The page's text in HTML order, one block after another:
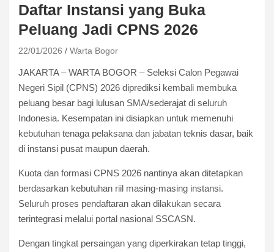
Daftar Instansi yang Buka
Peluang Jadi CPNS 2026
22/01/2026 Warta Bogor
JAKARTA – WARTA BOGOR – Seleksi Calon Pegawai
Negeri Sipil (CPNS) 2026 diprediksi kembali membuka
peluang besar bagi lulusan SMA/sederajat di seluruh
Indonesia. Kesempatan ini disiapkan untuk memenuhi
kebutuhan tenaga pelaksana dan jabatan teknis dasar, baik
di instansi pusat maupun daerah.
Kuota dan formasi CPNS 2026 nantinya akan ditetapkan
berdasarkan kebutuhan riil masing-masing instansi.
Seluruh proses pendaftaran akan dilakukan secara
terintegrasi melalui portal nasional SSCASN.
Dengan tingkat persaingan yang diperkirakan tetap tinggi,